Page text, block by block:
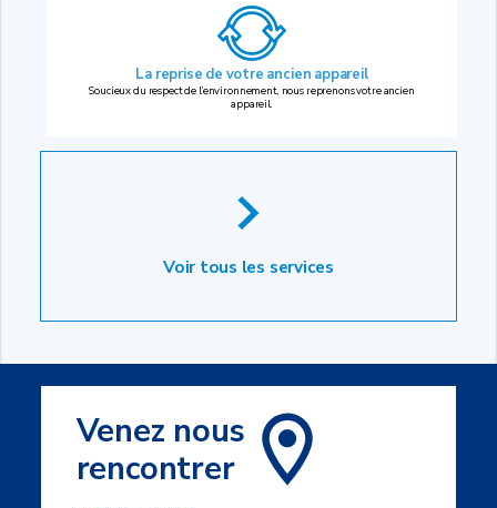
La reprise de votre ancien appareil
Soucieux du respect de l’environnement, nous reprenons votre ancien
appareil.
Voir tous les services
Venez nous
rencontrer